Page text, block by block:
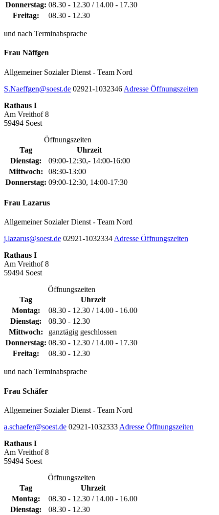
Donnerstag: 08.30 - 12.30 / 14.00 - 17.30
Freitag:
08.30 - 12.30
und nach Terminabsprache
Frau Näffgen
Allgemeiner Sozialer Dienst - Team Nord
S.Naeffgen@soest.de 02921-1032346 Adresse Öffnungszeiten
Rathaus I
Am Vreithof 8
59494 Soest
Öffnungszeiten
Tag
Uhrzeit
Dienstag:
09:00-12:30,- 14:00-16:00
Mittwoch:
08:30-13:00
Donnerstag: 09:00-12:30, 14:00-17:30
Frau Lazarus
Allgemeiner Sozialer Dienst - Team Nord
j.lazarus@soest.de 02921-1032334 Adresse Öffnungszeiten
Rathaus I
Am Vreithof 8
59494 Soest
Öffnungszeiten
Tag
Uhrzeit
Montag:
08.30 - 12.30 / 14.00 - 16.00
Dienstag:
08.30 - 12.30
Mittwoch:
ganztägig geschlossen
Donnerstag: 08.30 - 12.30 / 14.00 - 17.30
Freitag:
08.30 - 12.30
und nach Terminabsprache
Frau Schäfer
Allgemeiner Sozialer Dienst - Team Nord
a.schaefer@soest.de 02921-1032333 Adresse Öffnungszeiten
Rathaus I
Am Vreithof 8
59494 Soest
Öffnungszeiten
Tag
Uhrzeit
Montag:
08.30 - 12.30 / 14.00 - 16.00
Dienstag:
08.30 - 12.30